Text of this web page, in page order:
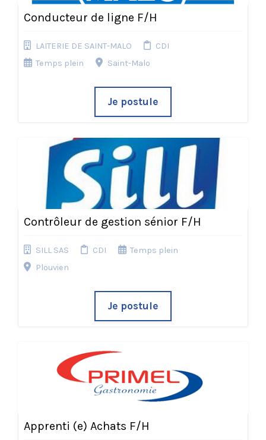
Conducteur de ligne F/H
LAITERIE DE SAINT-MALO
CDI
Temps plein
Saint-Malo
Je postule
Contrôleur de gestion sénior F/H
SILL SAS CDI
Temps plein
Plouvien
Je postule
Apprenti (e) Achats F/H